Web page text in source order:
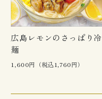
広島レモンのさっぱり冷
麺
1,600円（税込1,760円）